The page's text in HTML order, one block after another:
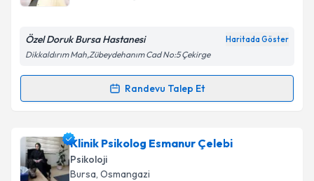
Kişisel verilerimin işlenmesine ilişkin
Metni'ni okudum ve kişisel verilerimin belirtilen
Takvim Talebini Gönder
Özel Doruk Bursa Hastanesi Haritada Göster
Dikkaldırım Mah,Zübeydehanım Cad No:5 Çekirge
Randevu Talep Et
Randevu Takvimi Talebi
Uzm. Dr. Çiğdem Şen için randevu takvimi talebi
oluşturun. Size bu uzmandan randevu almanız için bir
takvim hazırlandığında e-posta ile bilgilendireceğiz.
Klinik Psikolog Esmanur Çelebi
Psikoloji
Bursa, Osmangazi